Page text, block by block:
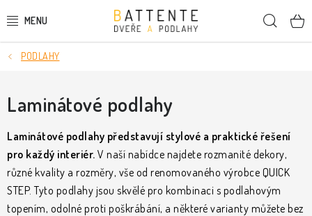
na
DVEŘE
SMRKOVÉ DVEŘE
PODLAHY
LIŠTY A DEKORAČNÍ PRVKY
NÁSTĚNNÉ PANELY
PODLAHY
Laminátové podlahy
Laminátové podlahy představují stylové a praktické řešení
pro každý interiér. V naší nabídce najdete rozmanité dekory,
různé kvality a rozměry, vše od renomovaného výrobce QUICK
STEP. Tyto podlahy jsou skvělé pro kombinaci s podlahovým
topením, odolné proti poškrábání, a některé varianty můžete bez